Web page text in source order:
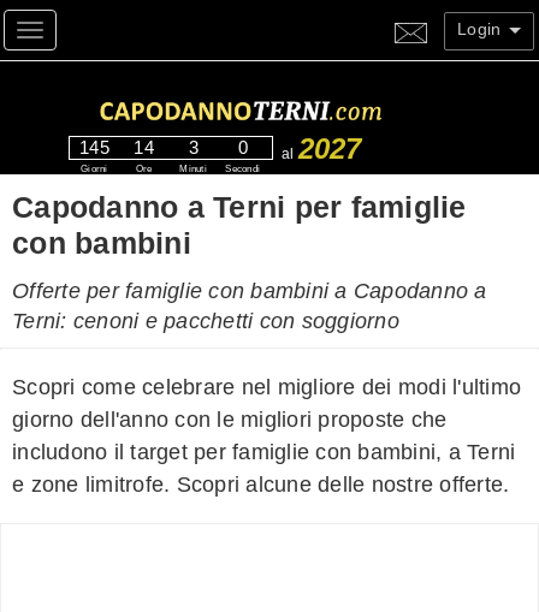
Toggle navigation Login
145
Giorni
14
Ore
3
Minuti
0
Secondi
al 2027
Capodanno a Terni per famiglie
con bambini
Offerte per famiglie con bambini a Capodanno a
Terni: cenoni e pacchetti con soggiorno
Scopri come celebrare nel migliore dei modi l'ultimo
giorno dell'anno con le migliori proposte che
includono il target per famiglie con bambini, a Terni
e zone limitrofe. Scopri alcune delle nostre offerte.